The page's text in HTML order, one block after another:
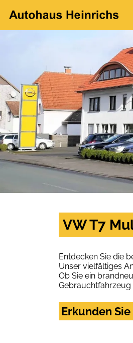
VW T7
Entdecken Sie die
Unser vielfältiges
Ob Sie ein
Gebrauchtfahrzeug
Erkunden